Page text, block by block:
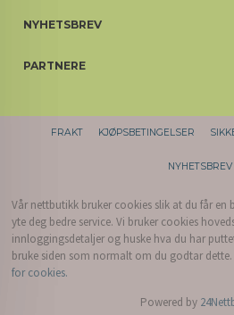
NYHETSBREV
PARTNERE
FRAKT KJØPSBETINGELSER
NYHETSBREV
Vår nettbutikk bruker cookies slik at du får en
yte deg bedre service. Vi bruker cookies
innloggingsdetaljer og huske hva du har
bruke siden som normalt om du godtar dette.
for cookies.
Powered by